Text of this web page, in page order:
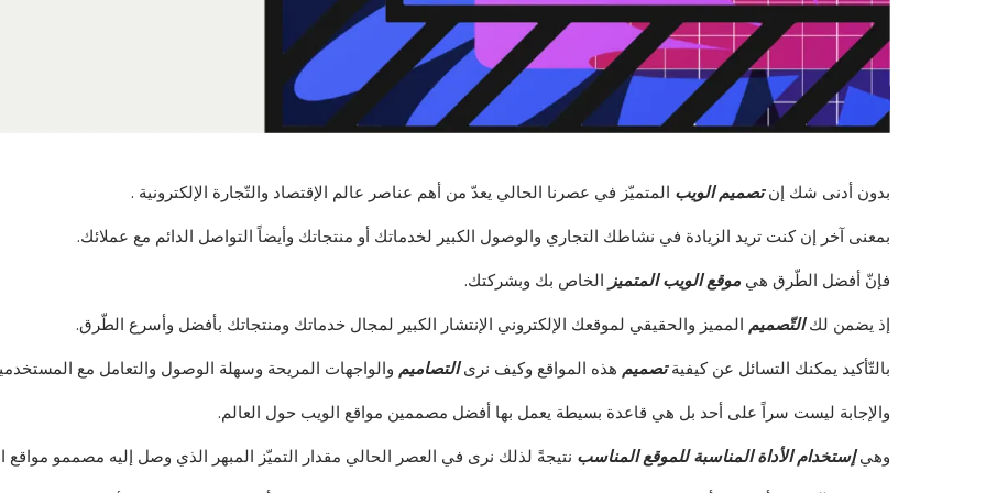
بدون أدنى شك إنتصميم الويب المتميّز في عصرنا الحالي يعدّ من أهم عناصر عالم الإقتصاد والتّجارة الإلكترونية .
بمعنى آخر إن كنت تريد الزيادة في نشاطك التجاري والوصول الكبير لخدماتك أو منتجاتك وأيضاً التواصل الدائم مع عملائك.
فإنّ أفضل الطّرق هي موقع الويب المتميز الخاص بك وبشركتك.
إذ يضمن لكالتّصميم المميز والحقيقي لموقعك الإلكتروني الإنتشار الكبير لمجال خدماتك ومنتجاتك بأفضل وأسرع الطّرق.
بالتّأكيد يمكنك التسائل عن كيفيةتصميم هذه المواقع وكيف نرىالتصاميم والواجهات المريحة وسهلة الوصول والتعامل مع
والإجابة ليست سراً على أحد بل هي قاعدة بسيطة يعمل بها أفضل مصممين مواقع الويب حول العالم.
وهيإستخدام الأداة المناسبة للموقع المناسب نتيجةً لذلك نرى في العصر الحالي مقدار التميّز المبهر الذي وصل إليه مصممو مواقع